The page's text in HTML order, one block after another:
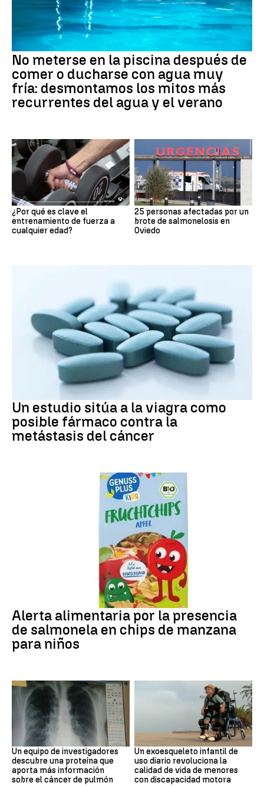
No meterse en la piscina después de
comer o ducharse con agua muy
fría: desmontamos los mitos más
recurrentes del agua y el verano
¿Por qué es clave el
entrenamiento de fuerza a
cualquier edad?
25 personas afectadas por un
brote de salmonelosis en
Oviedo
Un estudio sitúa a la viagra como
posible fármaco contra la
metástasis del cáncer
Alerta alimentaria por la presencia
de salmonela en chips de manzana
para niños
Cáncer de pulmón
Un equipo de investigadores
descubre una proteína que
aporta más información
sobre el cáncer de pulmón
DISCAPACIDAD
Un exoesqueleto infantil de
uso diario revoluciona la
calidad de vida de menores
con discapacidad motora